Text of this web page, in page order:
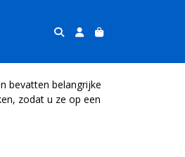
bevatten belangrijke
zodat u ze op een